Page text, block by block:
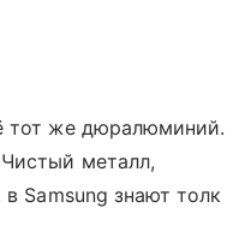
тот же дюралюминий.
металл,
Samsung знают толк